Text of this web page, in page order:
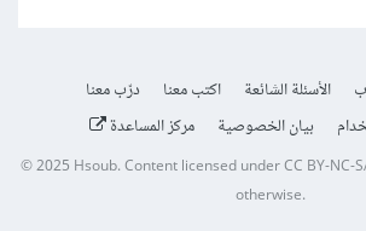
الأسئلة الشائعة اكتب معنا
درّب معنا
بيان الخصوصية مركز المساعدة
© 2025 Hsoub.Content licensed underCC BY-NC-
otherwise.